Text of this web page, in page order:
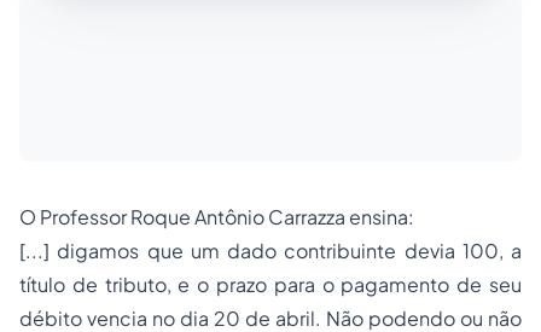
O Professor Roque Antônio Carrazza ensina:
[...] digamos que um dado contribuinte devia 100, a
título de tributo, e o prazo para o pagamento de seu
débito vencia no dia 20 de abril. Não podendo ou não